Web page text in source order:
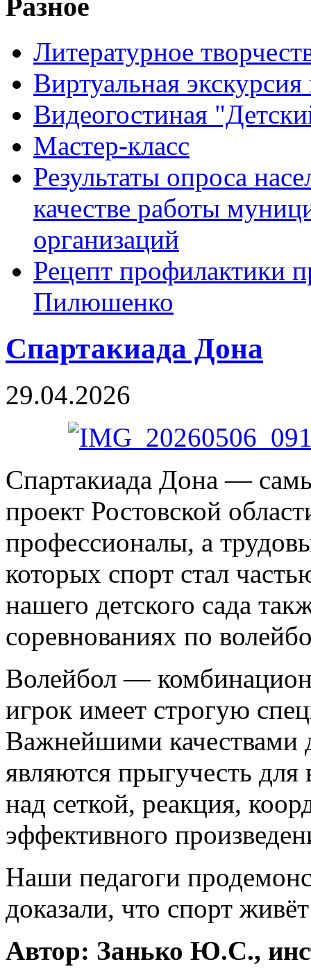
Разное
Литературное
Виртуальная
Видеогостиная
Мастер-класс
Результаты опроса
качестве работы
организаций
Рецепт профилактики
Пилюшенко
Спартакиада Дона
29.04.2026
Спартакиада Дона —
проект Ростовской
профессионалы, а
которых спорт стал
нашего детского сада
соревнованиях по
Волейбол —
игрок имеет строгую
Важнейшими качествами
являются прыгучесть
над сеткой, реакция,
эффективного
Наши педагоги
доказали, что спорт
Автор: Занько Ю.С.,